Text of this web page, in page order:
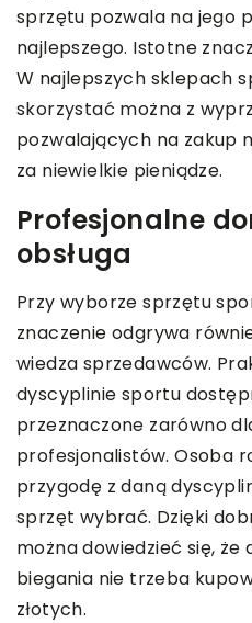
sprzętu pozwala na jego
najlepszego. Istotne
W najlepszych sklepach
skorzystać można z
pozwalających na zakup
za niewielkie pieniądze.
Profesjonalne
obsługa
Przy wyborze sprzętu
znaczenie odgrywa
wiedza sprzedawców.
dyscyplinie sportu
przeznaczone zarówno
profesjonalistów. Osoba
przygodę z daną
sprzęt wybrać. Dzięki
można dowiedzieć się,
biegania nie trzeba
złotych.